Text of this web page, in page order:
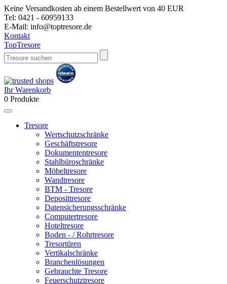
Keine Versandkosten ab einem Bestellwert von 40 EUR
Tel: 0421 - 60959133
E-Mail: info@toptresore.de
Kontakt
TopTresore
Ihr Warenkorb
0 Produkte
Tresore
Wertschutzschränke
Geschäftstresore
Dokumententresore
Stahlbüroschränke
Möbeltresore
Wandtresore
BTM - Tresore
Deposittresore
Datensicherungsschränke
Computertresore
Hoteltresore
Boden - / Rohrtresore
Tresortüren
Vertikalschränke
Branchenlösungen
Gebrauchte Tresore
Feuerschutztresore